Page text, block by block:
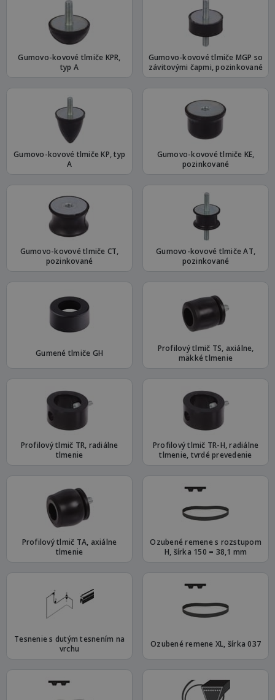
Gumovo-kovové tlmiče KPR,
typ A
Gumovo-kovové tlmiče MGP so
závitovými čapmi, pozinkované
Gumovo-kovové tlmiče KP, typ
A
Gumovo-kovové tlmiče KE,
pozinkované
Gumovo-kovové tlmiče CT,
pozinkované
Gumovo-kovové tlmiče AT,
pozinkované
Gumené tlmiče GH
Profilový tlmič TS, axiálne,
mäkké tlmenie
Profilový tlmič TR, radiálne
tlmenie
Profilový tlmič TR-H, radiálne
tlmenie, tvrdé prevedenie
Profilový tlmič TA, axiálne
tlmenie
Ozubené remene s rozstupom
H, šírka 150 = 38,1 mm
Tesnenie s dutým tesnením na
vrchu
Ozubené remene XL, šírka 037